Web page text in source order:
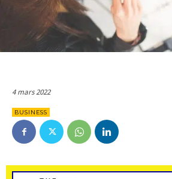
4 mars 2022
BUSINESS